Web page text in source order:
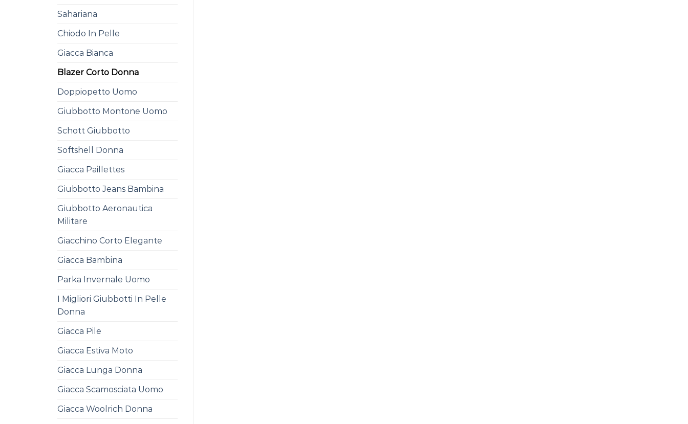
Sahariana
Chiodo In Pelle
Giacca Bianca
Blazer Corto Donna
Doppiopetto Uomo
Giubbotto Montone Uomo
Schott Giubbotto
Softshell Donna
Giacca Paillettes
Giubbotto Jeans Bambina
Giubbotto Aeronautica
Militare
Giacchino Corto Elegante
Giacca Bambina
Parka Invernale Uomo
I Migliori Giubbotti In Pelle
Donna
Giacca Pile
Giacca Estiva Moto
Giacca Lunga Donna
Giacca Scamosciata Uomo
Giacca Woolrich Donna